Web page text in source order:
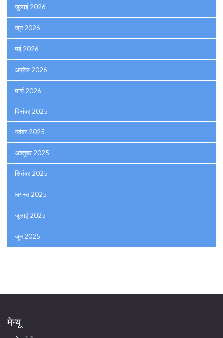
जुलाई 2026
जून 2026
मई 2026
अप्रैल 2026
मार्च 2026
दिसंबर 2025
नवंबर 2025
अक्तूबर 2025
सितंबर 2025
अगस्त 2025
जुलाई 2025
जून 2025
मेन्यू